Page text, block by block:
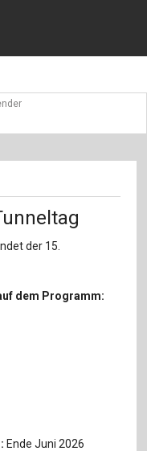
/ Language: EN
der 15.
dem Programm:
Ende Juni 2026